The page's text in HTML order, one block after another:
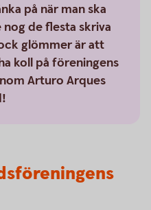
på när man ska
de flesta skriva
glömmer är att
koll på föreningens
Arturo Arques